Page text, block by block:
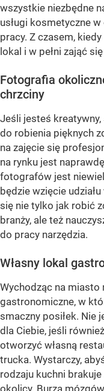
wszystkie niezbędne
usługi kosmetyczne
pracy. Z czasem,
lokal i w pełni zająć
Fotografia
chrzciny
Jeśli jesteś
do robienia pięknych
na zajęcie się
na rynku jest
fotografów jest
będzie wzięcie
się nie tylko jak robić
branży, ale też
do pracy narzędzia.
Własny lokal
Wychodząc na miasto
gastronomiczne, w
smaczny posiłek. Nie
dla Ciebie, jeśli
otworzyć własną
trucka. Wystarczy,
rodzaju kuchni
okolicy. Burza